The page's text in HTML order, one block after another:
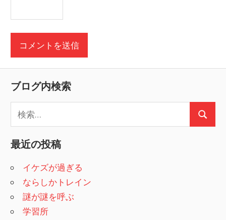
ブログ内検索
検
索
:
検
最近の投稿
イケズが過ぎる
ならしかトレイン
謎が謎を呼ぶ
学習所